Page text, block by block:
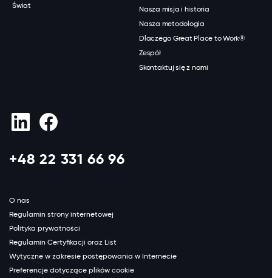
Świat
Nasza misja i historia
Nasza metodologia
Dlaczego Great Place to Work®
Zespół
Skontaktuj się z nami
+48 22 331 66 96
O nas
Regulamin strony internetowej
Polityka prywatności
Regulamin Certyfikacji oraz List
Wytyczne w zakresie postępowania w Internecie
Preferencje dotyczące plików cookie